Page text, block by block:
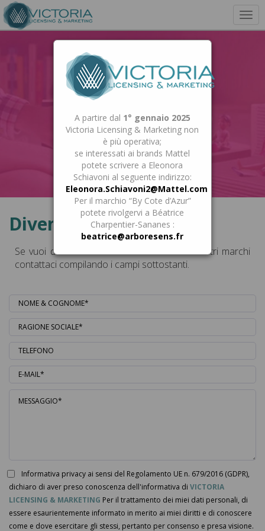
A partire dal 1° gennaio 2025
Victoria Licensing & Marketing non
è più operativa;
se interessati ai brands Mattel
potete scrivere a Eleonora
Schiavoni al seguente indirizzo:
Eleonora.Schiavoni2@Mattel.com
Per il marchio “By Cote d’Azur”
potete rivolgervi a Béatrice
Charpentier-Sananes :
beatrice@arboresens.fr
Diventa Licenziatario
Se vuoi diventare licenziatario di uno dei nostri marchi
contattaci compilando i campi sottostanti.
Informativa privacy ai sensi del Regolamento UE n. 679/2016 (GDPR),
dichiaro di aver preso conoscenza dell'informativa di VICTORIA
LICENSING & MARKETING Per il trattamento dei miei dati personali, di
essere esaurientemente informato in merito ai miei diritti e di conoscere
come e dove esercitare gli stessi, pertanto per consenso e presa visione.